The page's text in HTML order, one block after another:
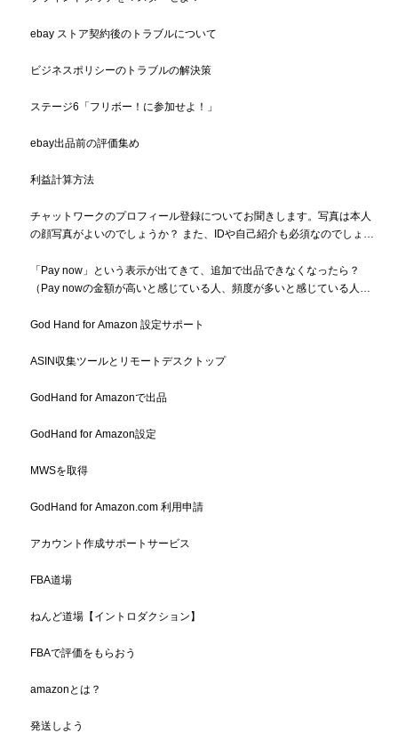
ebay ストア契約後のトラブルについて
ビジネスポリシーのトラブルの解決策
ステージ6「フリボー！に参加せよ！」
ebay出品前の評価集め
利益計算方法
チャットワークのプロフィール登録についてお聞きします。写真は本人
の顔写真がよいのでしょうか？ また、IDや自己紹介も必須なのでしょう
「Pay now」という表示が出てきて、追加で出品できなくなったら？
（Pay nowの金額が高いと感じている人、頻度が多いと感じている人も
God Hand for Amazon 設定サポート
ASIN収集ツールとリモートデスクトップ
GodHand for Amazonで出品
GodHand for Amazon設定
MWSを取得
GodHand for Amazon.com 利用申請
アカウント作成サポートサービス
FBA道場
ねんど道場【イントロダクション】
FBAで評価をもらおう
amazonとは？
発送しよう